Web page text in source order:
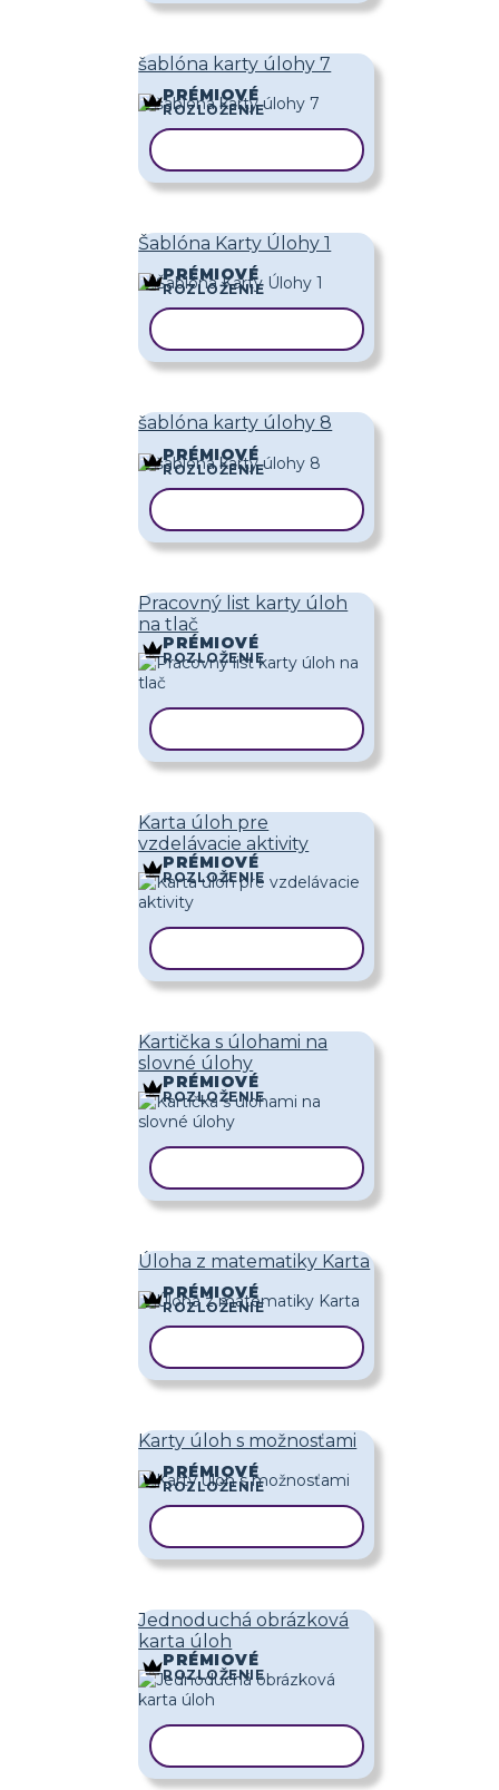
šablóna karty úlohy 7
PRÉMIOVÉ
ROZLOŽENIE
Šablóna Karty Úlohy 1
PRÉMIOVÉ
ROZLOŽENIE
šablóna karty úlohy 8
PRÉMIOVÉ
ROZLOŽENIE
Pracovný list karty úloh
na tlač
PRÉMIOVÉ
ROZLOŽENIE
Karta úloh pre
vzdelávacie aktivity
PRÉMIOVÉ
ROZLOŽENIE
Kartička s úlohami na
slovné úlohy
PRÉMIOVÉ
ROZLOŽENIE
Úloha z matematiky Karta
PRÉMIOVÉ
ROZLOŽENIE
Karty úloh s možnosťami
PRÉMIOVÉ
ROZLOŽENIE
Jednoduchá obrázková
karta úloh
PRÉMIOVÉ
ROZLOŽENIE